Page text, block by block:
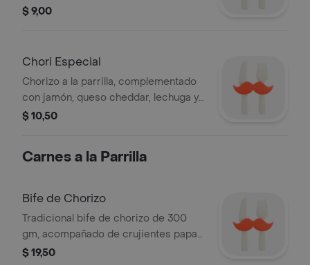
baguette, acompañado de papas
$ 9,00
Chori Especial
Chorizo a la parrilla, complementado
con jamón, queso cheddar, lechuga y
tomate, todo esto envuelto en un pan
$ 10,50
Carnes a la Parrilla
Bife de Chorizo
Tradicional bife de chorizo de 300
gm, acompañado de crujientes papas
fritas o papa cocida con salsa pesto,
$ 19,50